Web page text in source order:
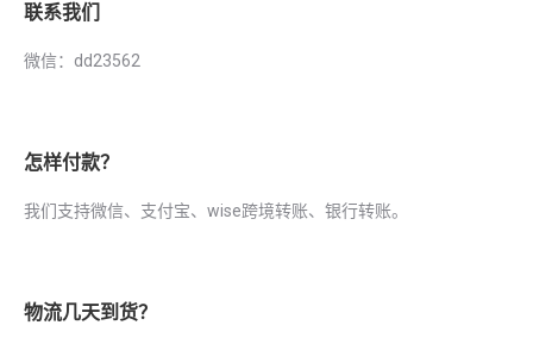
联系我们
微信：dd23562
怎样付款？
我们支持微信、支付宝、wise跨境转账、银行转账。
物流几天到货？